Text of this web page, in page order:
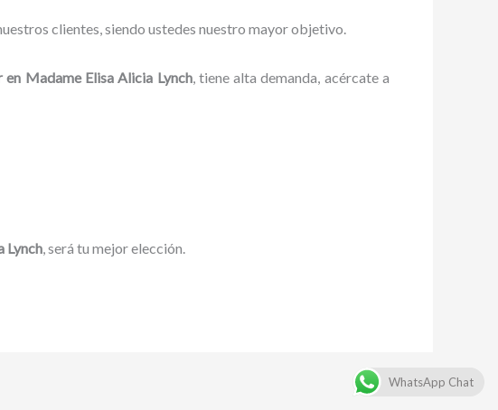
clientes, siendo ustedes nuestro mayor objetivo.
en Madame Elisa Alicia Lynch, tiene alta demanda, acércate a
Lynch , será tu mejor elección.
WhatsApp Chat